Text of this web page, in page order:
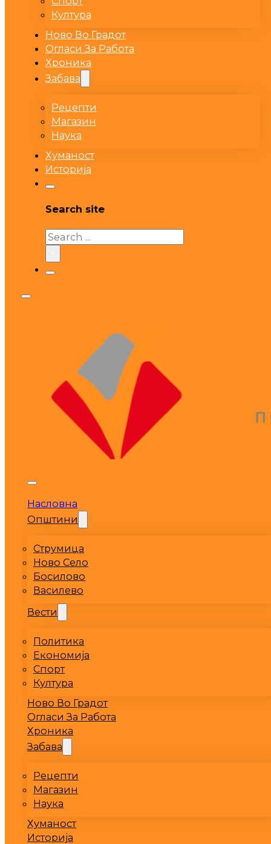
Култура
Ново Во Градот
Огласи За Работа
Хроника
Забава
Рецепти
Магазин
Наука
Хуманост
Историја
Search site
Search
Насловна
Општини
Струмица
Ново Село
Босилово
Василево
Вести
Политика
Економија
Спорт
Култура
Ново Во Градот
Огласи За Работа
Хроника
Забава
Рецепти
Магазин
Наука
Хуманост
Историја